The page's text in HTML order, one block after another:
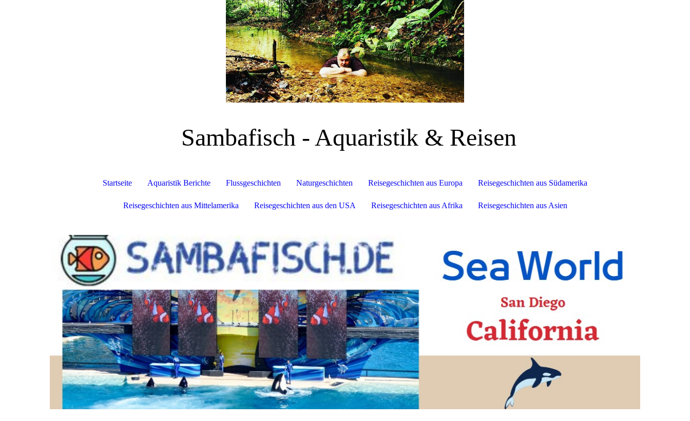
Sambafisch - Aquaristik & Reisen
Startseite Aquaristik Berichte Flussgeschichten Naturgeschichten Reisegeschichten aus Europa Reisegeschichten aus Südamerika
Reisegeschichten aus Mittelamerika Reisegeschichten aus den USA Reisegeschichten aus Afrika Reisegeschichten aus Asien